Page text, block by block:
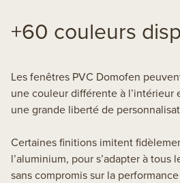
+60 couleurs
Les fenêtres PVC Domofen
une couleur différente à l’intérieur
une grande liberté de
Certaines finitions imitent
l’aluminium, pour s’adapter à tous
sans compromis sur la